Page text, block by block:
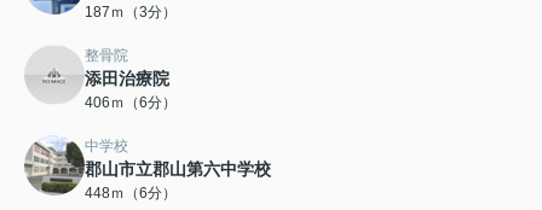
187ｍ（3分）
整骨院
添田治療院
406ｍ（6分）
中学校
郡山市立郡山第六中学校
448ｍ（6分）